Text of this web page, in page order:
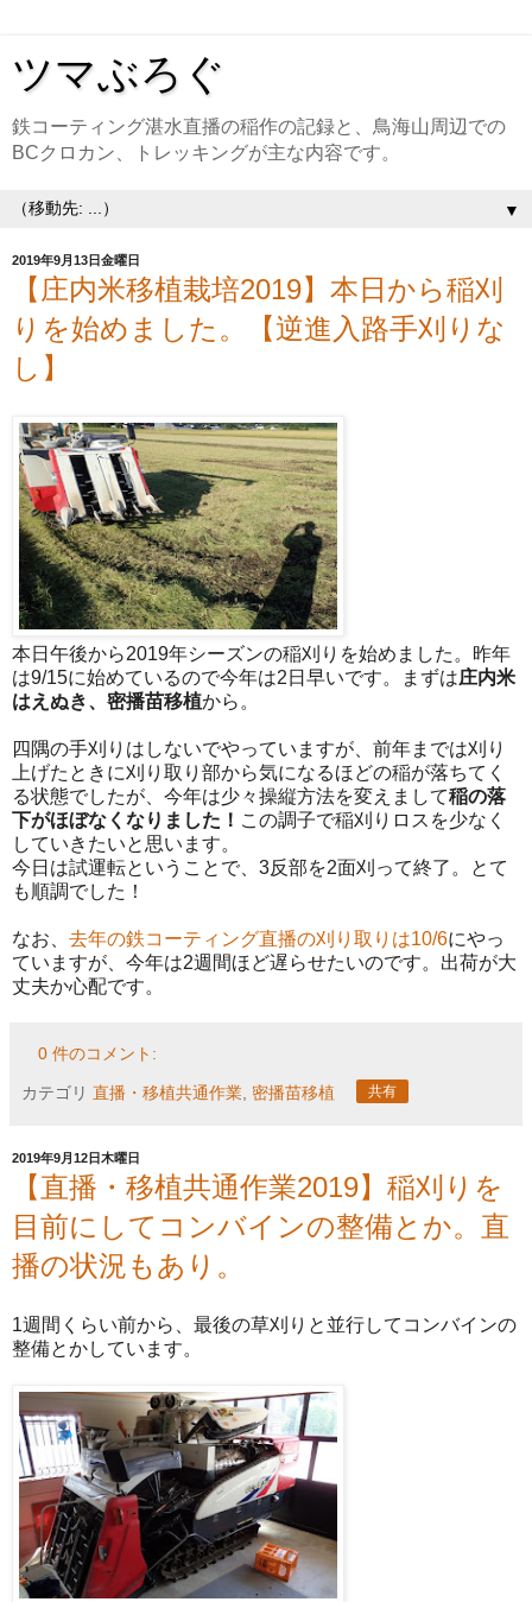
ツマぶろぐ
鉄コーティング湛水直播の稲作の記録と、鳥海山周辺での
BCクロカン、トレッキングが主な内容です。
▼
2019年9月13日金曜日
【庄内米移植栽培2019】本日から稲刈
りを始めました。【逆進入路手刈りな
し】
本日午後から2019年シーズンの稲刈りを始めました。昨年
は9/15に始めているので今年は2日早いです。まずは庄内米
はえぬき、密播苗移植から。
四隅の手刈りはしないでやっていますが、前年までは刈り
上げたときに刈り取り部から気になるほどの稲が落ちてく
る状態でしたが、今年は少々操縦方法を変えまして稲の落
下がほぼなくなりました！ この調子で稲刈りロスを少なく
していきたいと思います。
今日は試運転ということで、3反部を2面刈って終了。とて
も順調でした！
なお、 去年の鉄コーティング直播の刈り取りは10/6にやっ
ていますが、今年は2週間ほど遅らせたいのです。出荷が大
丈夫か心配です。
0 件のコメント:
カテゴリ 直播・移植共通作業 密播苗移植 共有
2019年9月12日木曜日
【直播・移植共通作業2019】稲刈りを
目前にしてコンバインの整備とか。直
播の状況もあり。
1週間くらい前から、最後の草刈りと並行してコンバインの
整備とかしています。